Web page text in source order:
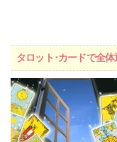
タロット･カードで全